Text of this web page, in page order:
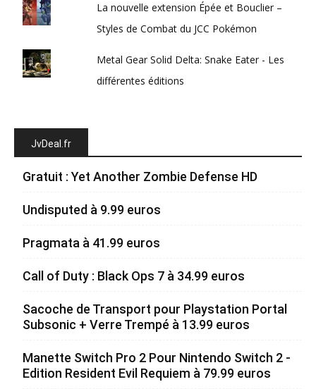
La nouvelle extension Épée et Bouclier –
Styles de Combat du JCC Pokémon
Metal Gear Solid Delta: Snake Eater - Les
différentes éditions
JvDeal.fr
Gratuit : Yet Another Zombie Defense HD
Undisputed à 9.99 euros
Pragmata à 41.99 euros
Call of Duty : Black Ops 7 à 34.99 euros
Sacoche de Transport pour Playstation Portal
Subsonic + Verre Trempé à 13.99 euros
Manette Switch Pro 2 Pour Nintendo Switch 2 -
Edition Resident Evil Requiem à 79.99 euros